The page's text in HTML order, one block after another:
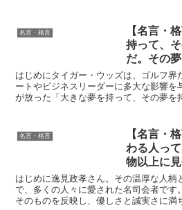
名言・格言
【名言・
持って、
だ。その
とは違う
る」by タ
意味と得
はじめにタイガー・ウッズは、ゴルフ界
ートやビジネスリーダーに多大な影響を
が放った「大きな夢を持って、その夢を
名言・格言
【名言・
わる人っ
物以上に
ててる人
あれば、
り、人と
はじめに逸見政孝さん。その温厚な人柄
で、多くの人々に愛された名司会者です
そのものを反映し、優しさと誠実さに満